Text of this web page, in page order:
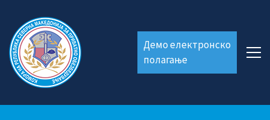
Демо електронско
полагање